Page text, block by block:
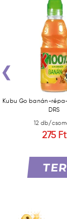
Kubu Go banán-répa-
DRS
12 db/
275 Ft
‹